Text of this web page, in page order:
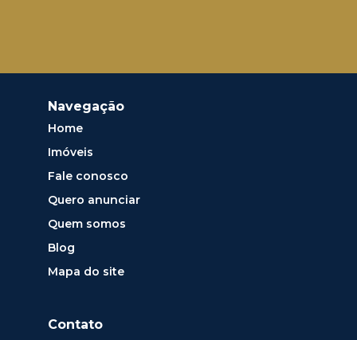
Navegação
Home
Imóveis
Fale conosco
Quero anunciar
Quem somos
Blog
Mapa do site
Contato